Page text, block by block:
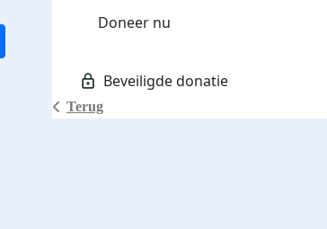
Terug
Doneer nu